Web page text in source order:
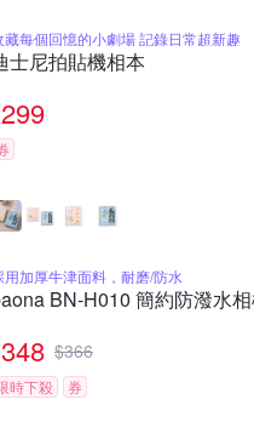
藏每個回憶的小劇場 記錄日常超新趣
士尼拍貼機相本
299
用加厚牛津面料，耐磨/防水
BN-H010 簡約防潑水
348 $366
時下殺 券